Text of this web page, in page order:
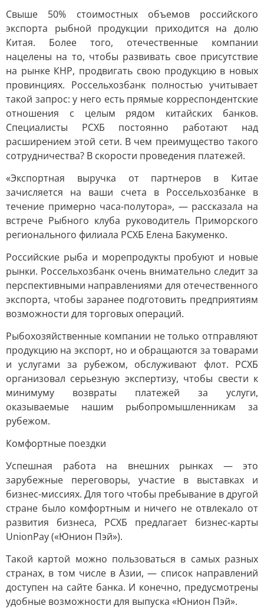
Свыше 50% стоимостных объемов российского
экспорта рыбной продукции приходится на долю
Китая. Более того, отечественные компании
нацелены на то, чтобы развивать свое присутствие
на рынке КНР, продвигать свою продукцию в новых
провинциях. Россельхозбанк полностью учитывает
такой запрос: у него есть прямые корреспондентские
отношения с целым рядом китайских банков.
Специалисты РСХБ постоянно работают над
расширением этой сети. В чем преимущество такого
сотрудничества? В скорости проведения платежей.
«Экспортная выручка от партнеров в Китае
зачисляется на ваши счета в Россельхозбанке в
течение примерно часа-полутора», — рассказала на
встрече Рыбного клуба руководитель Приморского
регионального филиала РСХБ Елена Бакуменко.
Российские рыба и морепродукты пробуют и новые
рынки. Россельхозбанк очень внимательно следит за
перспективными направлениями для отечественного
экспорта, чтобы заранее подготовить предприятиям
возможности для торговых операций.
Рыбохозяйственные компании не только отправляют
продукцию на экспорт, но и обращаются за товарами
и услугами за рубежом, обслуживают флот. РСХБ
организовал серьезную экспертизу, чтобы свести к
минимуму возвраты платежей за услуги,
оказываемые нашим рыбопромышленникам за
рубежом.
Комфортные поездки
Успешная работа на внешних рынках — это
зарубежные переговоры, участие в выставках и
бизнес-миссиях. Для того чтобы пребывание в другой
стране было комфортным и ничего не отвлекало от
развития бизнеса, РСХБ предлагает бизнес-карты
UnionPay («Юнион Пэй»).
Такой картой можно пользоваться в самых разных
странах, в том числе в Азии, — список направлений
доступен на сайте банка. И конечно, предусмотрены
удобные возможности для выпуска «Юнион Пэй».